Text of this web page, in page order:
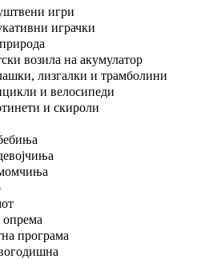
игри
играчки
возила на акумулатор
лизгалки и трамболини
и велосипеди
и скироли
опрема
програма